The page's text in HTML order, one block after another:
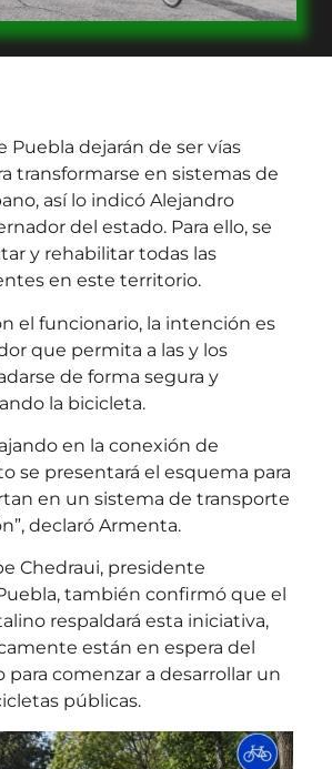
Puebla dejarán de ser vías
transformarse en sistemas de
así lo indicó Alejandro
del estado. Para ello, se
y rehabilitar todas las
en este territorio.
el funcionario, la intención es
que permita a las y los
de forma segura y
la bicicleta.
en la conexión de
se presentará el esquema para
en un sistema de transporte
declaró Armenta.
Chedraui, presidente
también confirmó que el
respaldará esta iniciativa,
están en espera del
para comenzar a desarrollar un
públicas.